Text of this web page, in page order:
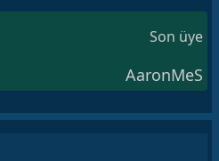
Son üye
AaronMeS